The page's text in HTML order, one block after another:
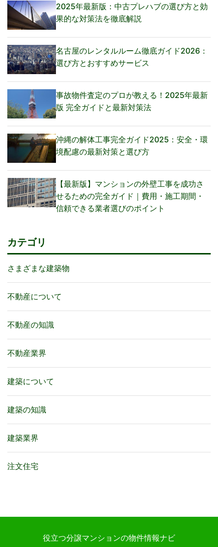
2025年最新版：中古プレハブの選び方と効
果的な対策法を徹底解説
名古屋のレンタルルーム徹底ガイド2026：
選び方とおすすめサービス
事故物件査定のプロが教える！2025年最新
版 完全ガイドと最新対策法
沖縄の解体工事完全ガイド2025：安全・環
境配慮の最新対策と選び方
【最新版】マンションの外壁工事を成功さ
せるための完全ガイド｜費用・施工期間・
信頼できる業者選びのポイント
カテゴリ
さまざまな建築物
不動産について
不動産の知識
不動産業界
建築について
建築の知識
建築業界
注文住宅
役立つ分譲マンションの物件情報ナビ